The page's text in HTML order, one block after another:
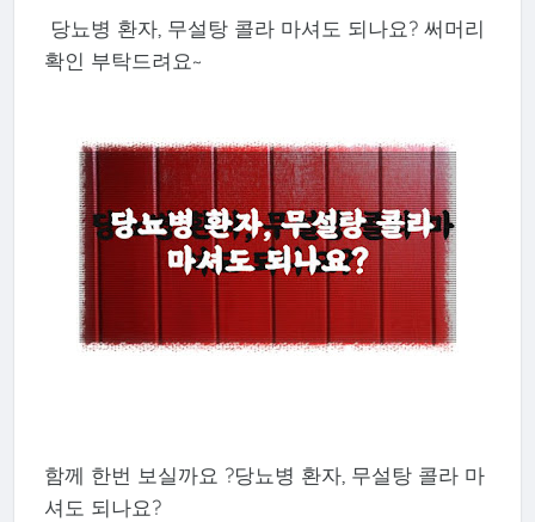
당뇨병 환자, 무설탕 콜라 마셔도 되나요? 써머리
확인 부탁드려요~
함께 한번 보실까요 ?당뇨병 환자, 무설탕 콜라 마
셔도 되나요?